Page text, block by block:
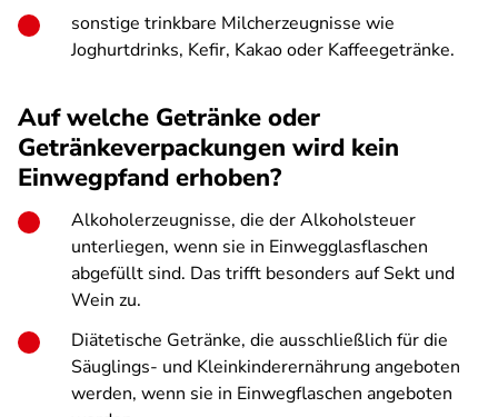
sonstige trinkbare Milcherzeugnisse wie
Joghurtdrinks, Kefir, Kakao oder Kaffeegetränke.
Auf welche Getränke oder
Getränkeverpackungen wird kein
Einwegpfand erhoben?
Alkoholerzeugnisse, die der Alkoholsteuer
unterliegen, wenn sie in Einwegglasflaschen
abgefüllt sind. Das trifft besonders auf Sekt und
Wein zu.
Diätetische Getränke, die ausschließlich für die
Säuglings- und Kleinkinderernährung angeboten
werden, wenn sie in Einwegflaschen angeboten